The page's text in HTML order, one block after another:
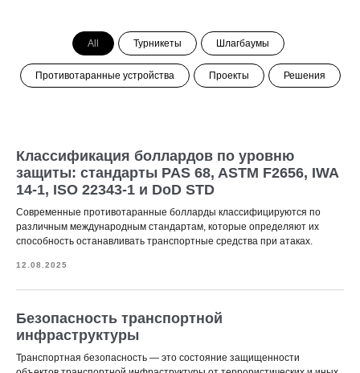
All Турникеты Шлагбаумы
Противотаранные устройства Проекты Решения
Классификация боллардов по уровню
защиты: стандарты PAS 68, ASTM F2656, IWA
14-1, ISO 22343-1 и DoD STD
Современные противотаранные болларды классифицируются по
различным международным стандартам, которые определяют их
способность останавливать транспортные средства при атаках.
12.08.2025
Безопасность транспортной
инфраструктуры
Транспортная безопасность — это состояние защищенности